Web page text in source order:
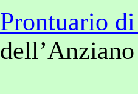
Prontuario